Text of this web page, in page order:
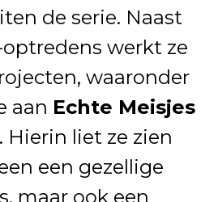
de serie. Naast
werkt ze
waaronder
aan Echte Meisjes
. Hierin liet ze zien
een gezellige
maar ook een